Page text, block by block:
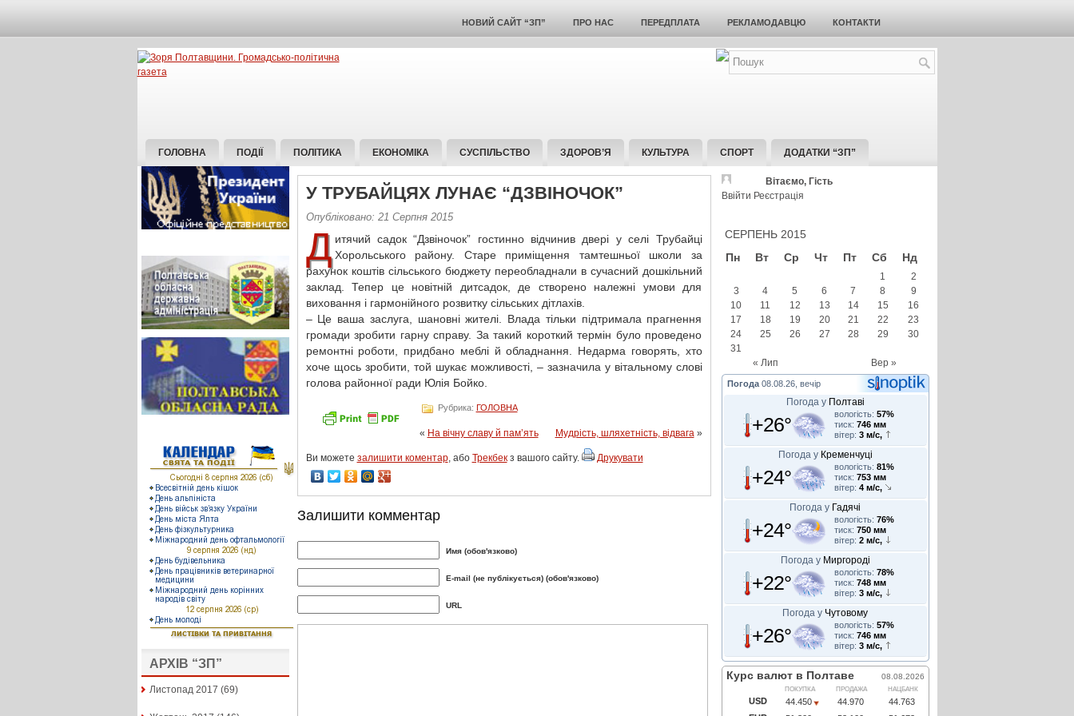
НОВИЙ САЙТ “ЗП” ПРО НАС ПЕРЕДПЛАТА РЕКЛАМОДАВЦЮ КОНТАКТИ
ГОЛОВНА ПОДІЇ ПОЛІТИКА ЕКОНОМІКА СУСПІЛЬСТВО ЗДОРОВ’Я КУЛЬТУРА СПОРТ ДОДАТКИ “ЗП”
АРХІВ “ЗП”
Листопад 2017 (69)
У ТРУБАЙЦЯХ ЛУНАЄ “ДЗВІНОЧОК”
Опубліковано: 21 Серпня 2015
Д итячий садок “Дзвіночок” гостинно відчинив двері у селі Трубайці
Хорольського району. Старе приміщення тамтешньої школи за
рахунок коштів сільського бюджету переобладнали в сучасний дошкільний
заклад. Тепер це новітній дитсадок, де створено належні умови для
виховання і гармонійного розвитку сільських дітлахів.
– Це ваша заслуга, шановні жителі. Влада тільки підтримала прагнення
громади зробити гарну справу. За такий короткий термін було проведено
ремонтні роботи, придбано меблі й обладнання. Недарма говорять, хто
хоче щось зробити, той шукає можливості, – зазначила у вітальному слові
голова районної ради Юлія Бойко.
Рубрика: ГОЛОВНА
« На вічну славу й пам’ять Мудрість, шляхетність, відвага»
Ви можете залишити коментар, або Трекбекз вашого сайту. Друкувати
Залишити комментар
Имя (обов'язково)
E-mail (не публікується) (обов'язково)
URL
Вітаємо, Гість
Ввійти Реєстрація
СЕРПЕНЬ 2015
Пн
Вт Ср Чт Пт Сб Нд
« Лип Вер »
1
2
3
4 5 6 7 8
9
10
11 12 13 14 15
16
17
18 19 20 21 22
23
24
25 26 27 28 29
30
31
Погода 08.08.26, вечір
Погода у Полтаві
+26° вологість: 57%
тиск: 746 мм
вітер: 3 м/с,
Погода у Кременчуці
+24° вологість: 81%
тиск: 753 мм
вітер: 4 м/с,
Погода у Гадячі
+24° вологість: 76%
тиск: 750 мм
вітер: 2 м/с,
Погода у Миргороді
+22° вологість: 78%
тиск: 748 мм
вітер: 3 м/с,
Погода у Чутовому
+26° вологість: 57%
тиск: 746 мм
вітер: 3 м/с,